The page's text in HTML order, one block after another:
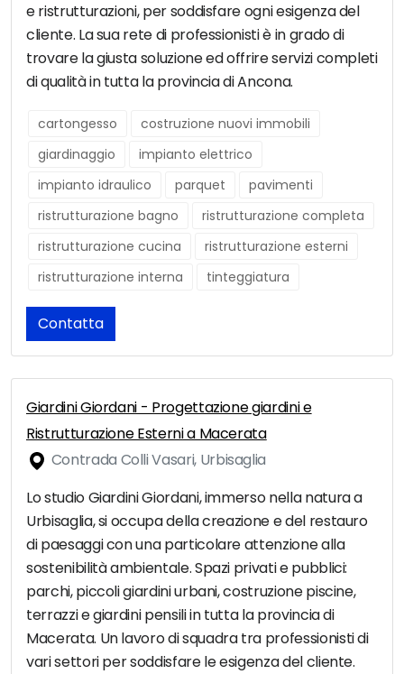
e ristrutturazioni, per soddisfare ogni esigenza del
cliente. La sua rete di professionisti è in grado di
trovare la giusta soluzione ed offrire servizi completi
di qualità in tutta la provincia di Ancona.
cartongesso
costruzione nuovi immobili
giardinaggio
impianto elettrico
impianto idraulico
parquet
pavimenti
ristrutturazione bagno
ristrutturazione completa
ristrutturazione cucina
ristrutturazione esterni
ristrutturazione interna
tinteggiatura
Contatta
Giardini Giordani - Progettazione giardini e
Ristrutturazione Esterni a Macerata
Contrada Colli Vasari, Urbisaglia
Lo studio Giardini Giordani, immerso nella natura a
Urbisaglia, si occupa della creazione e del restauro
di paesaggi con una particolare attenzione alla
sostenibilità ambientale. Spazi privati e pubblici:
parchi, piccoli giardini urbani, costruzione piscine,
terrazzi e giardini pensili in tutta la provincia di
Macerata. Un lavoro di squadra tra professionisti di
vari settori per soddisfare le esigenza del cliente.